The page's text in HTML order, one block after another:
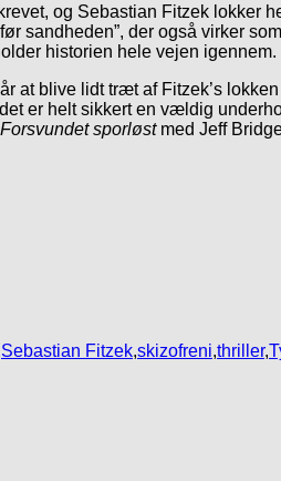
og Sebastian Fitzek lokker
sandheden”, der også virker
historien hele vejen igennem.
at blive lidt træt af Fitzek’s
er helt sikkert en vældig
Forsvundet sporløstmed Jeff
Sebastian Fitzek,skizofreni,thriller,